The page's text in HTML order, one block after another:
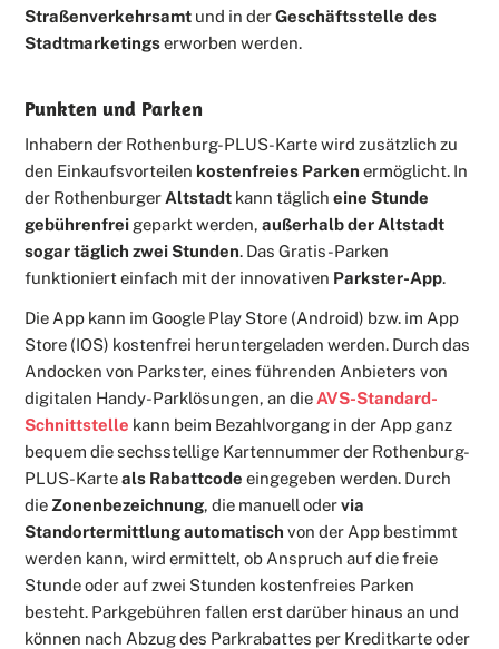
Straßenverkehrsamt und in derGeschäftsstelle des
Stadtmarketingserworben werden.
Punkten und Parken
Inhabern der Rothenburg-PLUS-Karte wird zusätzlich zu
den Einkaufsvorteilen kostenfreies Parken ermöglicht. In
der Rothenburger Altstadt kann täglich eine Stunde
gebührenfrei geparkt werden,außerhalb der Altstadt
sogar täglich zwei Stunden. Das Gratis-Parken
funktioniert einfach mit der innovativen Parkster-App.
Die App kann im Google Play Store (Android) bzw. im App
Store (IOS) kostenfrei heruntergeladen werden. Durch das
Andocken von Parkster, eines führenden Anbieters von
digitalen Handy-Parklösungen, an die AVS-Standard-
Schnittstelle kann beim Bezahlvorgang in der App ganz
bequem die sechsstellige Kartennummer der Rothenburg-
PLUS-Karteals Rabattcode eingegeben werden. Durch
die Zonenbezeichnung, die manuell odervia
Standortermittlung automatisch von der App bestimmt
werden kann, wird ermittelt, ob Anspruch auf die freie
Stunde oder auf zwei Stunden kostenfreies Parken
besteht. Parkgebühren fallen erst darüber hinaus an und
können nach Abzug des Parkrabattes per Kreditkarte oder